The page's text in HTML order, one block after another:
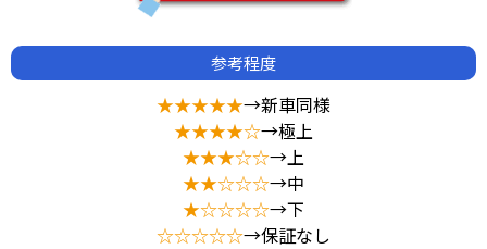
参考程度
★★★★★→新車同様
★★★★☆→極上
★★★☆☆→上
★★☆☆☆→中
★☆☆☆☆→下
☆☆☆☆☆→保証なし